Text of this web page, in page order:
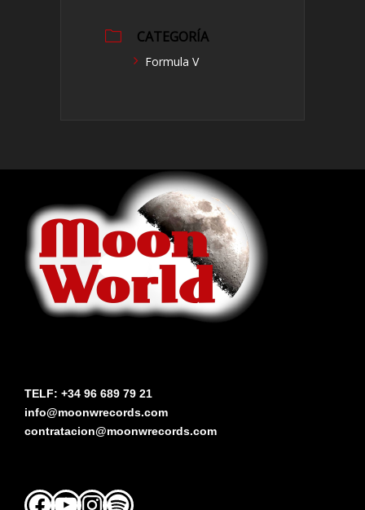
CATEGORÍA
Formula V
TELF: +34 96 689 79 21
info@moonwrecords.com
contratacion@moonwrecords.com
Facebook
YouTubeInstagram
Spotify